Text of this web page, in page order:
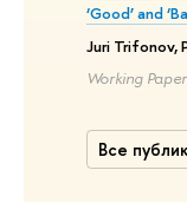
‘Good’ and
Juri Trifonov,
Working
Все